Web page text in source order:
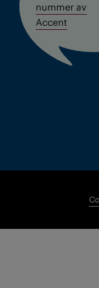
nummer av
Accent